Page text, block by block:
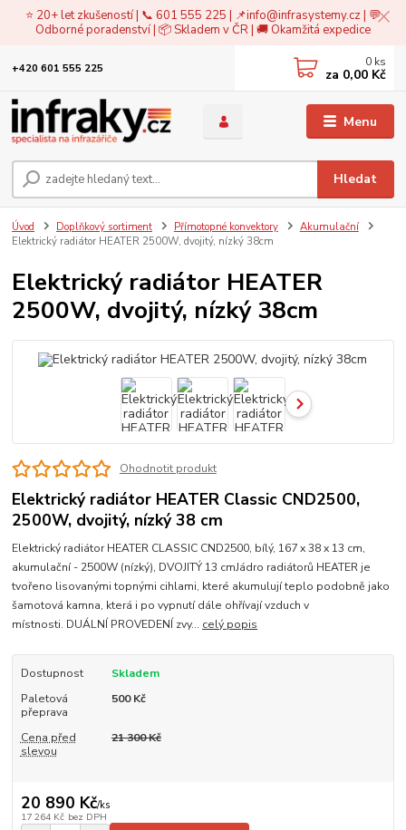
⭐ 20+ let zkušeností | 📞 601 555 225 | 📌info@infrasystemy.cz| 💬
Odborné poradenství | 📦 Skladem v ČR | 🚚 Okamžitá expedice
Menu
Hledat
+420 601 555 225 0 ks
za 0,00 Kč
Úvod Doplňkový sortiment Přímotopné konvektory
Akumulační
Elektrický radiátor HEATER 2500W, dvojitý, nízký 38cm
Elektrický radiátor HEATER
2500W, dvojitý, nízký 38cm
Ohodnotit produkt
Elektrický radiátor HEATER Classic CND2500,
2500W, dvojitý, nízký 38 cm
Elektrický radiátor HEATER CLASSIC CND2500, bílý, 167 x 38 x 13 cm,
akumulační - 2500W (nízký), DVOJITÝ 13 cmJádro radiátorů HEATER je
tvořeno lisovanými topnými cihlami, které akumulují teplo podobně jako
šamotová kamna, která i po vypnutí dále ohřívají vzduch v
místnosti. DUÁLNÍ PROVEDENÍ zvy... celý popis
Dostupnost
Skladem
Paletová
přeprava
500 Kč
Cena před
slevou
21 300 Kč
20 890 Kč/ks
17 264 Kč bez DPH